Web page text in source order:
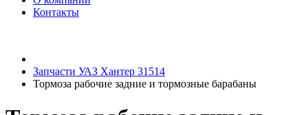
Контакты
Запчасти УАЗ Хантер 31514
Тормоза рабочие задние и тормозные барабаны